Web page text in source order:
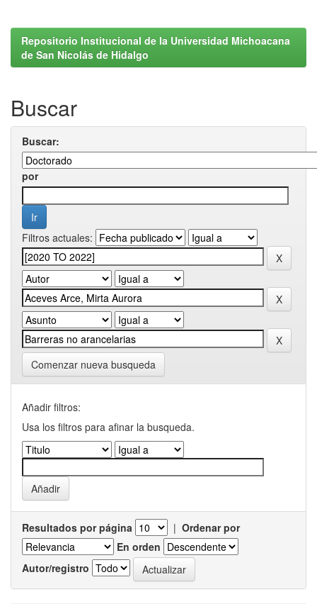
Repositorio Institucional de la Universidad Michoacana
de San Nicolás de Hidalgo
Buscar
Buscar:
por
Filtros actuales:
Comenzar nueva busqueda
Añadir filtros:
Usa los filtros para afinar la busqueda.
Resultados por página | Ordenar por
En orden
Autor/registro